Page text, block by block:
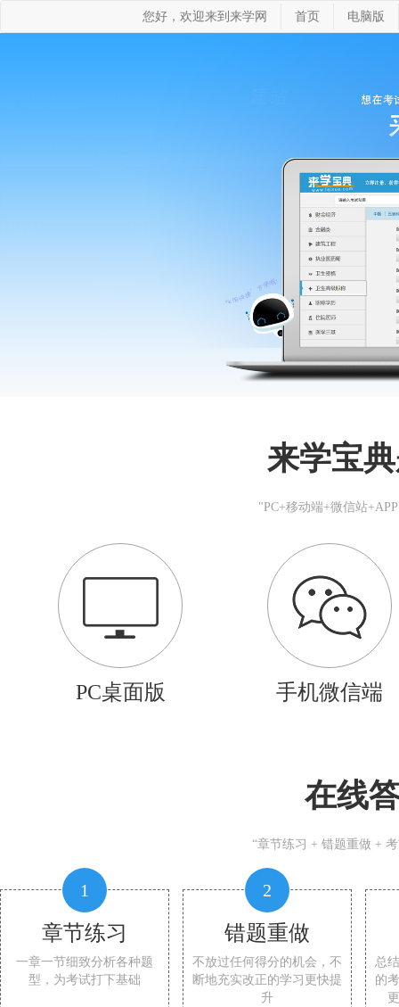
您好，欢迎来到来学网 首页 电脑版
来学宝
"PC+移动端+微信站
PC桌面版 手机微信端
在线
“章节练习 + 错题重做 +
1
章节练习
一章一节细致分析各种题
型，为考试打下基础
2
错题重做
不放过任何得分的机会，不
断地充实改正的学习更快提
升
总
的